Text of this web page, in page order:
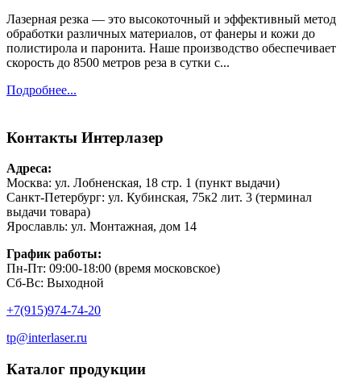
Лазерная резка — это высокоточный и эффективный метод
обработки различных материалов, от фанеры и кожи до
полистирола и паронита. Наше производство обеспечивает
скорость до 8500 метров реза в сутки с...
Подробнее...
Контакты Интерлазер
Адреса:
Москва: ул. Лобненская, 18 стр. 1 (пункт выдачи)
Санкт-Петербург: ул. Кубинская, 75к2 лит. 3 (терминал
выдачи товара)
Ярославль: ул. Монтажная, дом 14
График работы:
Пн-Пт: 09:00-18:00 (время московское)
Сб-Вс: Выходной
+7(915)974-74-20
tp@interlaser.ru
Каталог продукции